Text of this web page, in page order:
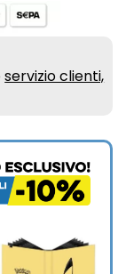
servizio clienti,